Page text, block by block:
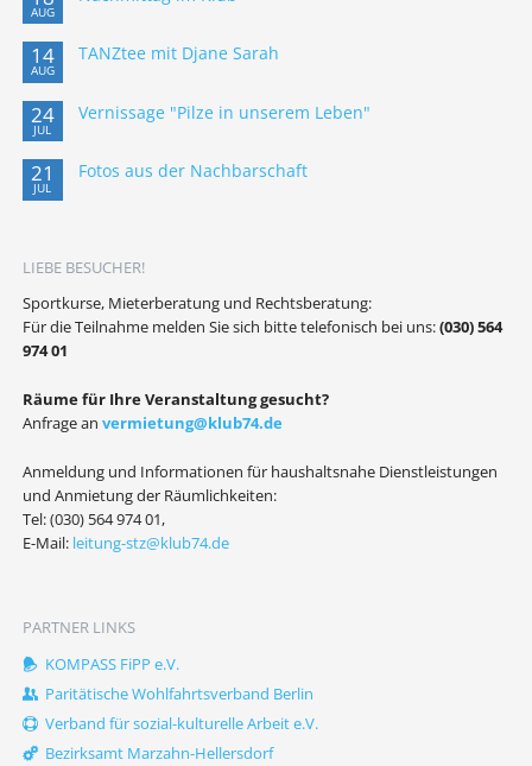
AUG
14
AUG
TANZtee mit Djane Sarah
24
JUL
Vernissage "Pilze in unserem Leben"
21
JUL
Fotos aus der Nachbarschaft
LIEBE BESUCHER!
Sportkurse, Mieterberatung und Rechtsberatung:
Für die Teilnahme melden Sie sich bitte telefonisch bei uns:(030) 564
974 01
Räume für Ihre Veranstaltung gesucht?
Anfrage an vermietung@klub74.de
Anmeldung und Informationen für haushaltsnahe Dienstleistungen
und Anmietung der Räumlichkeiten:
Tel: (030) 564 974 01,
E-Mail: leitung-stz@klub74.de
PARTNER LINKS
KOMPASS FiPP e.V.
Paritätische Wohlfahrtsverband Berlin
Verband für sozial-kulturelle Arbeit e.V.
Bezirksamt Marzahn-Hellersdorf